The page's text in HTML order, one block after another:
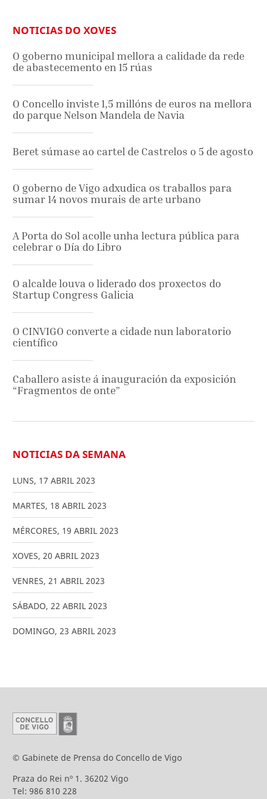
NOTICIAS DO XOVES
O goberno municipal mellora a calidade da rede
de abastecemento en 15 rúas
O Concello inviste 1,5 millóns de euros na mellora
do parque Nelson Mandela de Navia
Beret súmase ao cartel de Castrelos o 5 de agosto
O goberno de Vigo adxudica os traballos para
sumar 14 novos murais de arte urbano
A Porta do Sol acolle unha lectura pública para
celebrar o Día do Libro
O alcalde louva o liderado dos proxectos do
Startup Congress Galicia
O CINVIGO converte a cidade nun laboratorio
científico
Caballero asiste á inauguración da exposición
“Fragmentos de onte”
NOTICIAS DA SEMANA
LUNS, 17 ABRIL 2023
MARTES, 18 ABRIL 2023
MÉRCORES, 19 ABRIL 2023
XOVES, 20 ABRIL 2023
VENRES, 21 ABRIL 2023
SÁBADO, 22 ABRIL 2023
DOMINGO, 23 ABRIL 2023
© Gabinete de Prensa do Concello de Vigo
Praza do Rei nº 1. 36202 Vigo
Tel: 986 810 228